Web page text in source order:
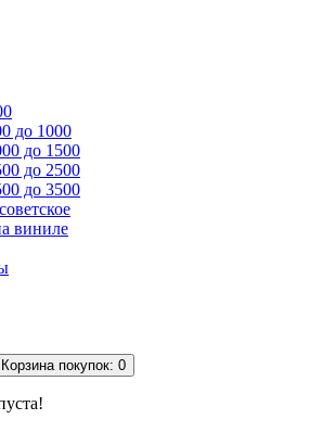
до 1000
до 1500
до 2500
до 3500
виниле
Корзина покупок: 0